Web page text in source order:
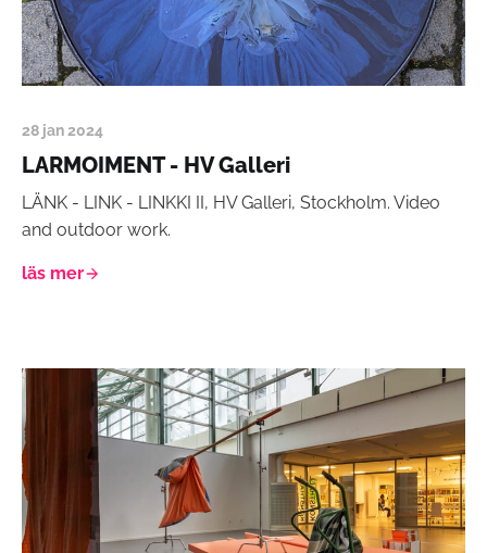
28 jan 2024
LARMOIMENT - HV Galleri
LÄNK - LINK - LINKKI II, HV Galleri, Stockholm. Video
and outdoor work.
läs mer